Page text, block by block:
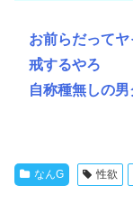
お前らだって
戒するやろ
自称種無しの
なんG 性欲